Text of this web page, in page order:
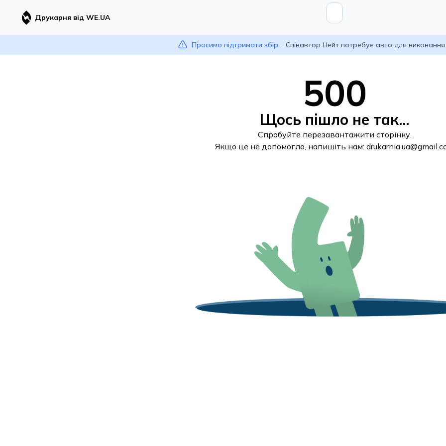
Друкарня від WE.UA
Просимо підтримати збір: Співавтор Нейт потребує авто для
500
Щось пішло не так...
Спробуйте перезавантажити сторінку.
Якщо це не допомогло, напишіть нам: